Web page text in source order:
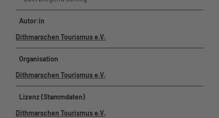
Autor:in
Dithmarschen Tourismus e.V.
Organisation
Dithmarschen Tourismus e.V.
Lizenz (Stammdaten)
Dithmarschen Tourismus e.V.